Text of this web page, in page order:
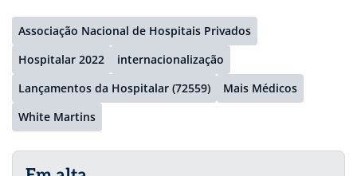
Associação Nacional de Hospitais Privados
Hospitalar 2022
internacionalização
Lançamentos da Hospitalar (72559)
Mais Médicos
White Martins